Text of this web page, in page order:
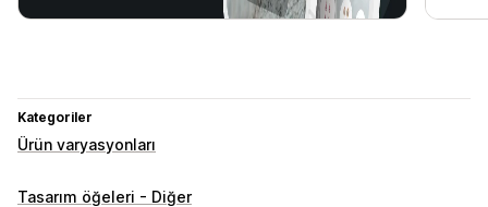
Kategoriler
Ürün varyasyonları
Tasarım öğeleri - Diğer